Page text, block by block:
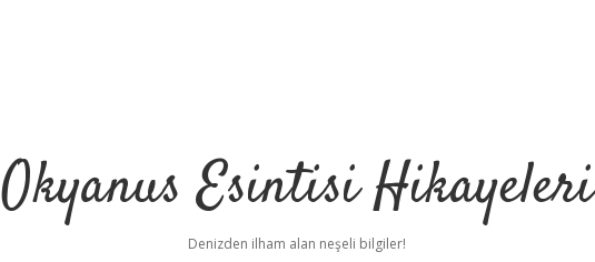
Okyanus Esintisi Hikayeleri
Denizden ilham alan neşeli bilgiler!